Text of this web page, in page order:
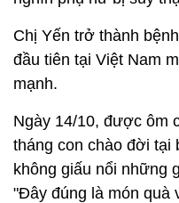
Chị Yến trở thành
đầu tiên tại Việt Nam
mạnh.
Ngày 14/10, được ôm
tháng con chào đời tại
không giấu nổi những
"Đây đúng là món quà